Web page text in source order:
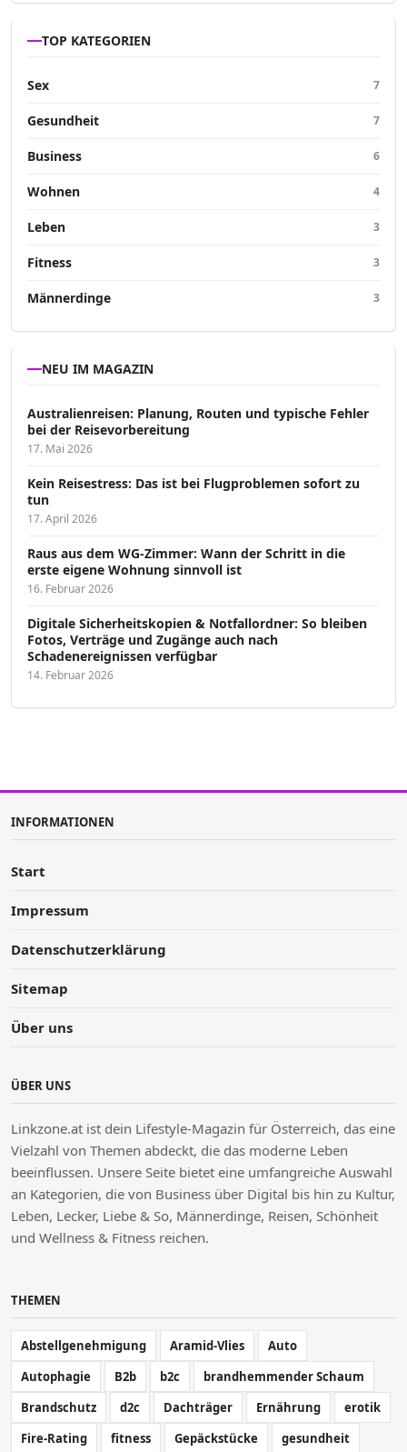
TOP KATEGORIEN
Sex 7
Gesundheit 7
Business 6
Wohnen 4
Leben 3
Fitness 3
Männerdinge 3
NEU IM MAGAZIN
Australienreisen: Planung, Routen und typische Fehler
bei der Reisevorbereitung
17. Mai 2026
Kein Reisestress: Das ist bei Flugproblemen sofort zu
tun
17. April 2026
Raus aus dem WG-Zimmer: Wann der Schritt in die
erste eigene Wohnung sinnvoll ist
16. Februar 2026
Digitale Sicherheitskopien & Notfallordner: So bleiben
Fotos, Verträge und Zugänge auch nach
Schadenereignissen verfügbar
14. Februar 2026
INFORMATIONEN
Start
Impressum
Datenschutzerklärung
Sitemap
Über uns
ÜBER UNS
Linkzone.at ist dein Lifestyle-Magazin für Österreich, das eine
Vielzahl von Themen abdeckt, die das moderne Leben
beeinflussen. Unsere Seite bietet eine umfangreiche Auswahl
an Kategorien, die von Business über Digital bis hin zu Kultur,
Leben, Lecker, Liebe & So, Männerdinge, Reisen, Schönheit
und Wellness & Fitness reichen.
THEMEN
Abstellgenehmigung Aramid-Vlies
Auto
Autophagie
B2b b2c
brandhemmender Schaum
Brandschutz
d2c Dachträger Ernährung
erotik
Fire-Rating
fitness Gepäckstücke gesundheit